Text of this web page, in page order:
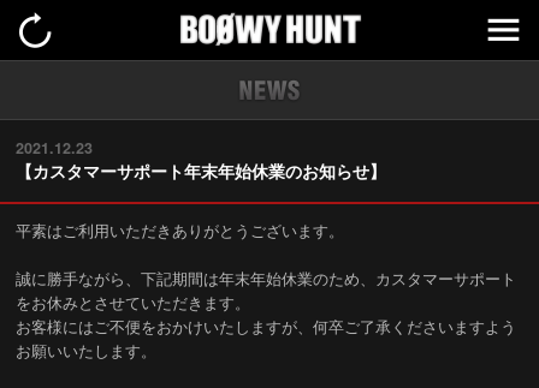
2021.12.23
【カスタマーサポート年末年始休業のお知らせ】
平素はご利用いただきありがとうございます。
誠に勝手ながら、下記期間は年末年始休業のため、カスタマーサポート
をお休みとさせていただきます。
お客様にはご不便をおかけいたしますが、何卒ご了承くださいますよう
お願いいたします。